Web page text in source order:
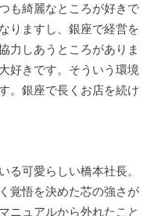
も綺麗なところが好きで
りますし、銀座で経営を
力しあうところがありま
好きです。そういう環境
。銀座で長くお店を続け
る可愛らしい橋本社長。
覚悟を決めた芯の強さが
ニュアルから外れたこと